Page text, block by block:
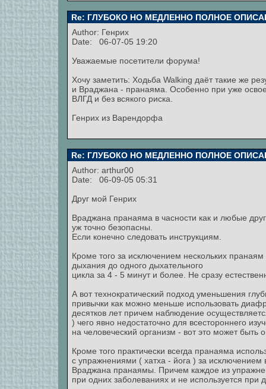
Re: ГЛУБОКО НО МЕДЛЕННО ПОЛНОЕ
Author: Генрих
Date: 06-07-05 19:20
Уважаемые посетители форума!
Хочу заметить: Ходьба Walking даёт такие же
и Враджана - пранаяма. Особенно при уже
ВЛГД и без всякого риска.
Генрих из Варендорфа
Re: ГЛУБОКО НО МЕДЛЕННО ПОЛНОЕ
Author: arthur00
Date: 06-09-05 05:31
Друг мой Генрих
Враджана пранаяма в часности как и любые
уж точно безопасны.
Если конечно следовать инструкциям.
Кроме того за исключением нескольких
дыхания до одного дыхательного
цикла за 4 - 5 минут и более. Не сразу
А вот технократический подход уменьшения
привычки как можно меньше использовать
десятков лет причем наблюдение
) чего явно недостаточно для всестороннего
на человеческий организм - вот это может быть
Кроме того практически всегда пранаяма
с упражнениями ( хатха - йога ) за исключением
Враджана пранаямы. Причем каждое из
при одних заболеваниях и не используется при